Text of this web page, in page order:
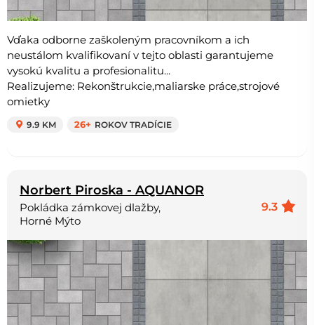
Vďaka odborne zaškoleným pracovníkom a ich
neustálom kvalifikovaní v tejto oblasti garantujeme
vysokú kvalitu a profesionalitu...
Realizujeme: Rekonštrukcie,maliarske práce,strojové
omietky
9.9 KM 26+ ROKOV TRADÍCIE
Norbert Piroska - AQUANOR
9.3
Pokládka zámkovej dlažby,
Horné Mýto